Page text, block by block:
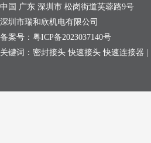
中国 广东 深圳市 松岗街道芙蓉路9号
深圳市瑞和欣机电有限公司
备案号： 粤ICP备2023037140号
关键词：密封接头 快速接头 快速连接器 |